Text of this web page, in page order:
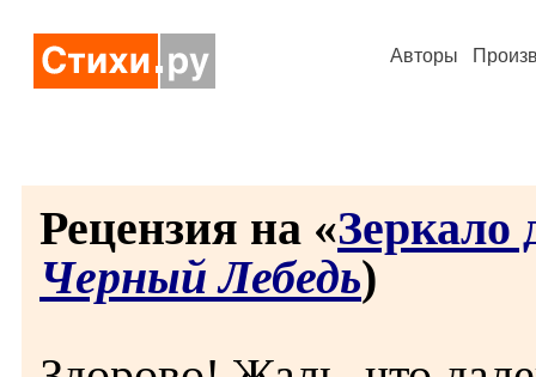
Авторы
Рецензия на «Зеркало
Черный Лебедь)